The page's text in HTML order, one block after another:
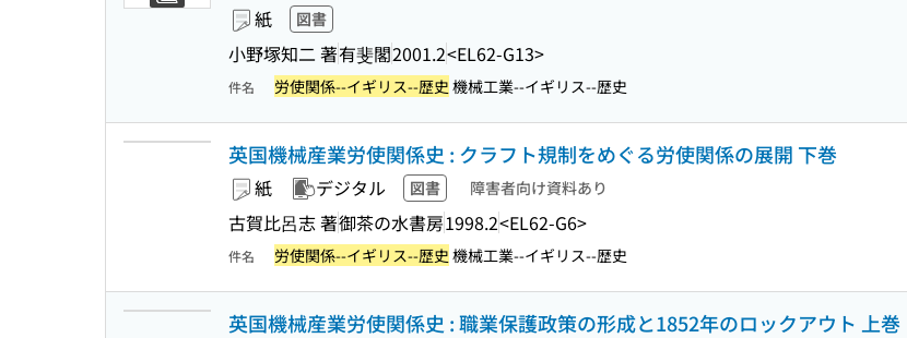
紙 図書
小野塚知二 著有斐閣2001.2<EL62-G13>
件名 労使関係--イギリス--歴史 機械工業--イギリス--歴史
英国機械産業労使関係史 : クラフト規制をめぐる労使関係の展開 下巻
紙 デジタル 図書 障害者向け資料あり
古賀比呂志 著御茶の水書房1998.2<EL62-G6>
件名 労使関係--イギリス--歴史 機械工業--イギリス--歴史
英国機械産業労使関係史 : 職業保護政策の形成と1852年のロックアウト 上巻